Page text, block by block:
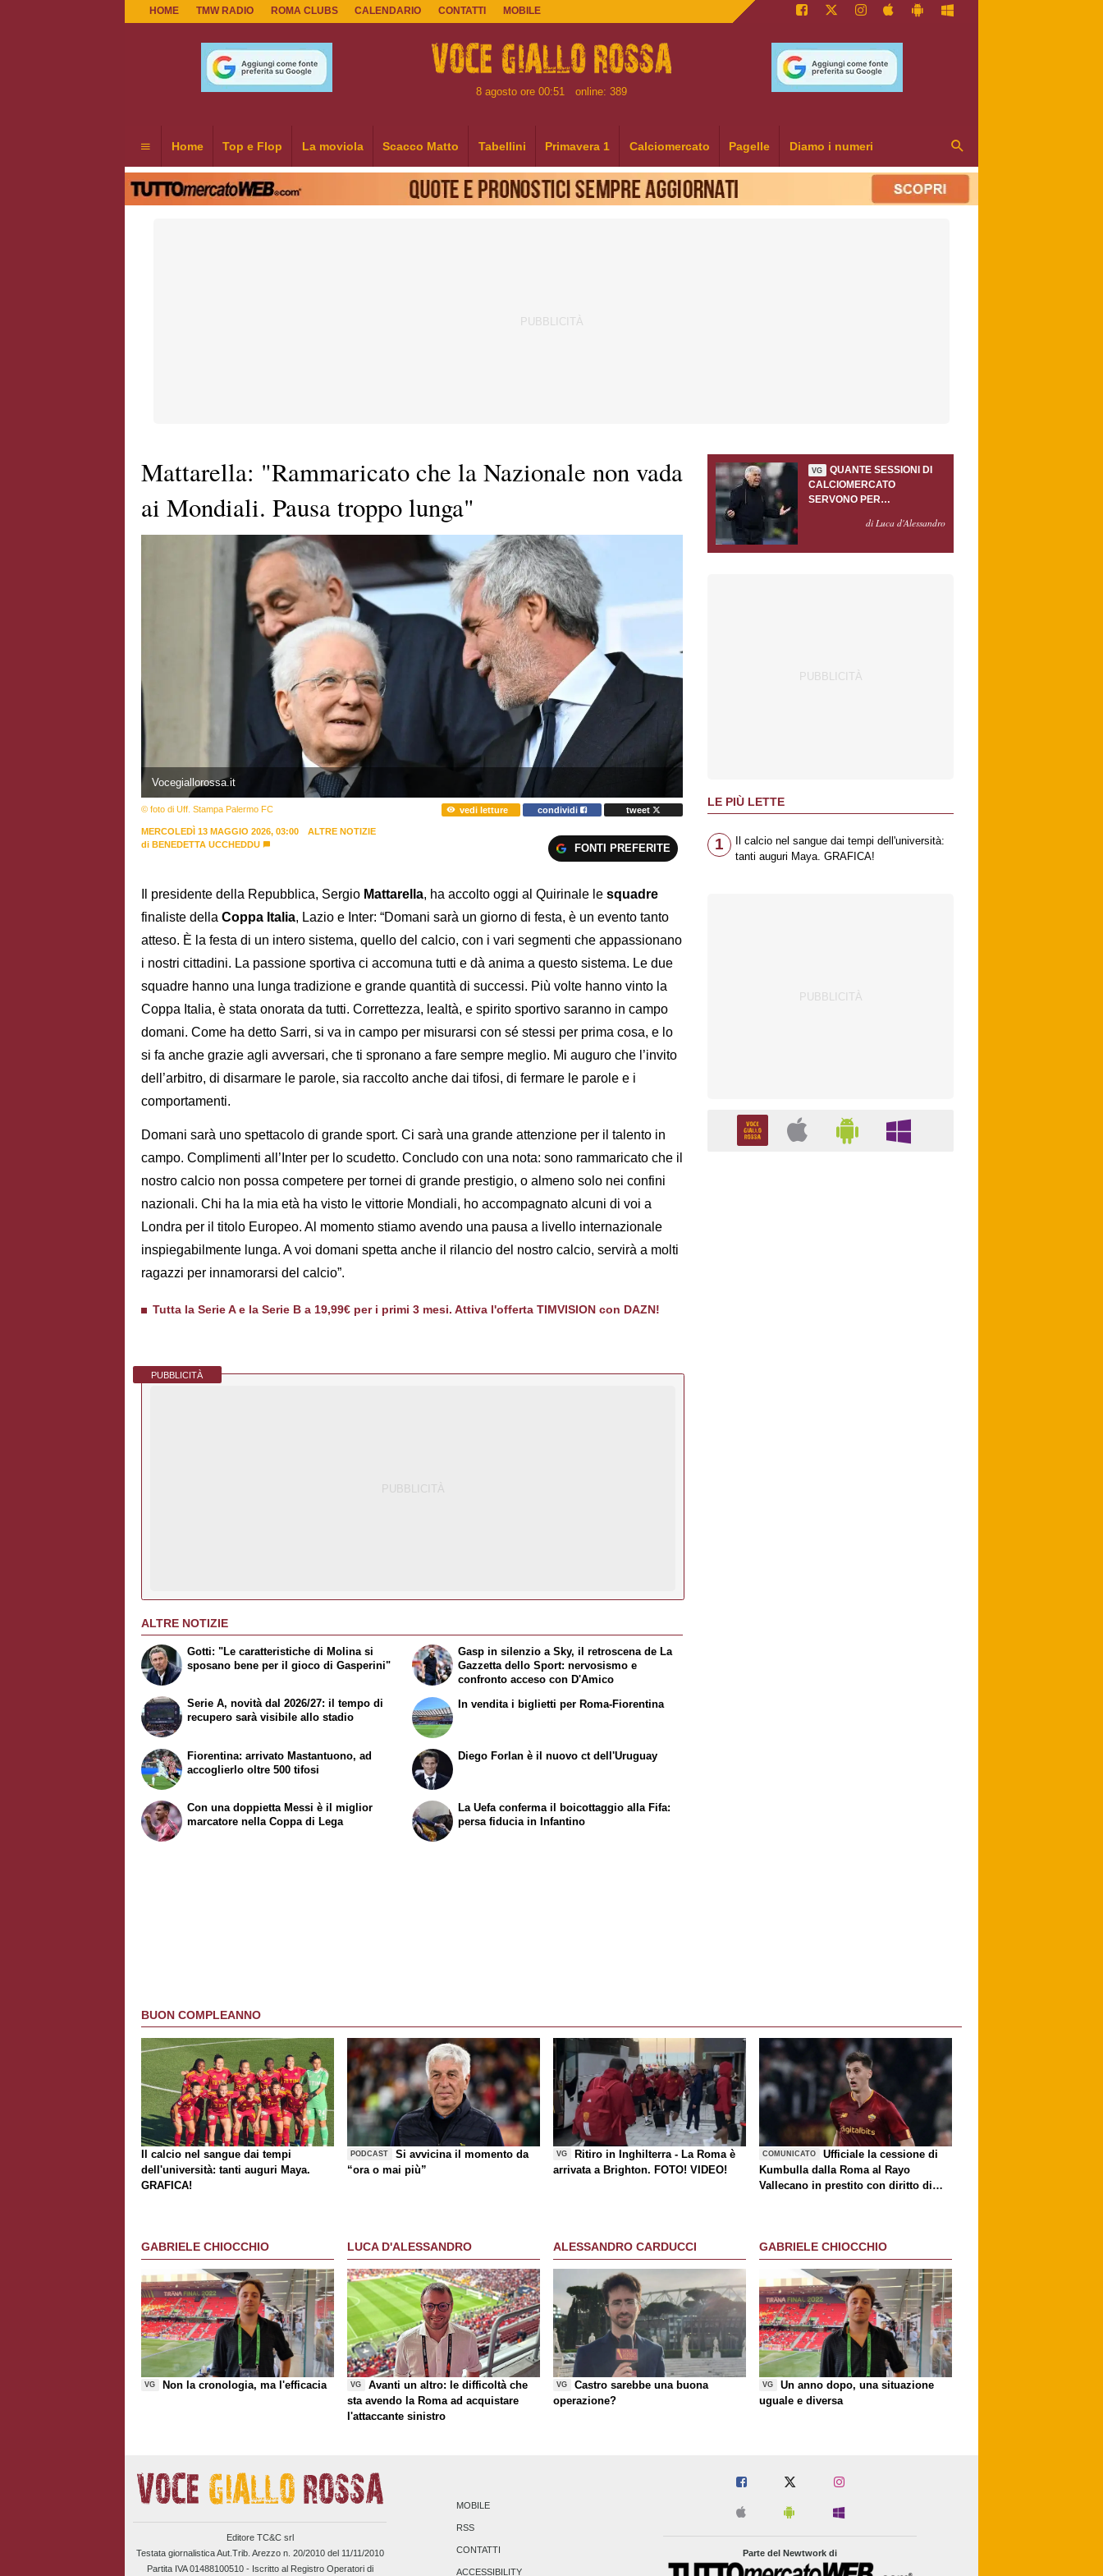
HOME TMW RADIO ROMA CLUBS CALENDARIO CONTATTI MOBILE
8 agosto ore 00:51 online: 389
Home Top e Flop La moviola Scacco Matto Tabellini Primavera 1 Calciomercato Pagelle Diamo i numeri
Mattarella: "Rammaricato che la Nazionale non vada
ai Mondiali. Pausa troppo lunga"
Vocegiallorossa.it
© foto di Uff. Stampa Palermo FC vedi letture condividi tweet
MERCOLEDÌ 13 MAGGIO 2026, 03:00
ALTRE NOTIZIE
di BENEDETTA UCCHEDDU FONTI PREFERITE
Il presidente della Repubblica, Sergio Mattarella, ha accolto oggi al Quirinale le squadre
finaliste della Coppa Italia, Lazio e Inter: “Domani sarà un giorno di festa, è un evento tanto
atteso. È la festa di un intero sistema, quello del calcio, con i vari segmenti che appassionano
i nostri cittadini. La passione sportiva ci accomuna tutti e dà anima a questo sistema. Le due
squadre hanno una lunga tradizione e grande quantità di successi. Più volte hanno vinto la
Coppa Italia, è stata onorata da tutti. Correttezza, lealtà, e spirito sportivo saranno in campo
domani. Come ha detto Sarri, si va in campo per misurarsi con sé stessi per prima cosa, e lo
si fa anche grazie agli avversari, che ti spronano a fare sempre meglio. Mi auguro che l’invito
dell’arbitro, di disarmare le parole, sia raccolto anche dai tifosi, di fermare le parole e i
comportamenti.
Domani sarà uno spettacolo di grande sport. Ci sarà una grande attenzione per il talento in
campo. Complimenti all’Inter per lo scudetto. Concludo con una nota: sono rammaricato che il
nostro calcio non possa competere per tornei di grande prestigio, o almeno solo nei confini
nazionali. Chi ha la mia età ha visto le vittorie Mondiali, ho accompagnato alcuni di voi a
Londra per il titolo Europeo. Al momento stiamo avendo una pausa a livello internazionale
inspiegabilmente lunga. A voi domani spetta anche il rilancio del nostro calcio, servirà a molti
ragazzi per innamorarsi del calcio”.
Tutta la Serie A e la Serie B a 19,99€ per i primi 3 mesi. Attiva l'offerta TIMVISION con DAZN!
PUBBLICITÀ
ALTRE NOTIZIE
Gotti: "Le caratteristiche di Molina si
sposano bene per il gioco di Gasperini"
Serie A, novità dal 2026/27: il tempo di
recupero sarà visibile allo stadio
Gasp in silenzio a Sky, il retroscena de La
Gazzetta dello Sport: nervosismo e
confronto acceso con D'Amico
In vendita i biglietti per Roma-Fiorentina
Fiorentina: arrivato Mastantuono, ad
accoglierlo oltre 500 tifosi
Con una doppietta Messi è il miglior
marcatore nella Coppa di Lega
Diego Forlan è il nuovo ct dell'Uruguay
La Uefa conferma il boicottaggio alla Fifa:
persa fiducia in Infantino
VG
QUANTE SESSIONI DI
CALCIOMERCATO
SERVONO PER
GASPERINI?di Luca d'Alessandro
LE PIÙ LETTE
1
Il calcio nel sangue dai tempi dell'università:
tanti auguri Maya. GRAFICA!
BUON COMPLEANNO
Il calcio nel sangue dai tempi
dell'università: tanti auguri Maya.
GRAFICA!
PODCAST
Si avvicina il momento da
“ora o mai più”
VG
Ritiro in Inghilterra - La Roma è
arrivata a Brighton. FOTO! VIDEO!
COMUNICATO
Ufficiale la cessione di
Kumbulla dalla Roma al Rayo
Vallecano in prestito con diritto di
GABRIELE CHIOCCHIO
VG Non la cronologia, ma l'efficacia
LUCA D'ALESSANDRO
VG
Avanti un altro: le difficoltà che
sta avendo la Roma ad acquistare
l'attaccante sinistro
ALESSANDRO CARDUCCI
VG
Castro sarebbe una buona
operazione?
GABRIELE CHIOCCHIO
VG
Un anno dopo, una situazione
uguale e diversa
Editore TC&C srl
Testata giornalistica Aut.Trib. Arezzo n. 20/2010 del 11/11/2010
Partita IVA 01488100510 - Iscritto al Registro Operatori di
MOBILE
RSS
CONTATTI
ACCESSIBILITY
Parte del Newtwork di